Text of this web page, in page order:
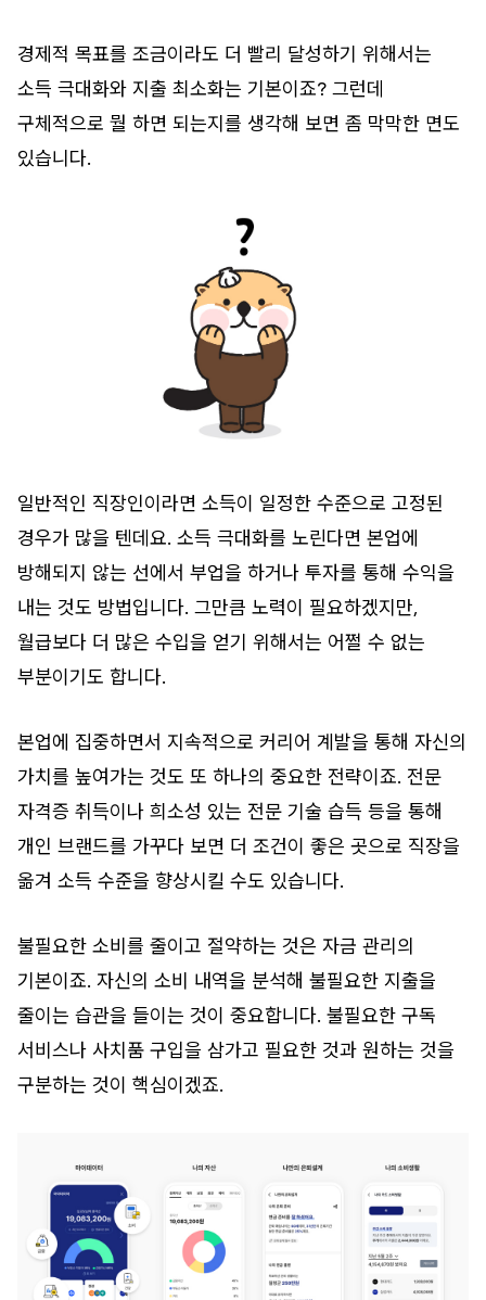
경제적 목표를 조금이라도 더 빨리 달성하기 위해서는
소득 극대화와 지출 최소화는 기본이죠? 그런데
구체적으로 뭘 하면 되는지를 생각해 보면 좀 막막한 면도
있습니다.
일반적인 직장인이라면 소득이 일정한 수준으로 고정된
경우가 많을 텐데요. 소득 극대화를 노린다면 본업에
방해되지 않는 선에서 부업을 하거나 투자를 통해 수익을
내는 것도 방법입니다. 그만큼 노력이 필요하겠지만,
월급보다 더 많은 수입을 얻기 위해서는 어쩔 수 없는
부분이기도 합니다.
본업에 집중하면서 지속적으로 커리어 계발을 통해 자신의
가치를 높여가는 것도 또 하나의 중요한 전략이죠. 전문
자격증 취득이나 희소성 있는 전문 기술 습득 등을 통해
개인 브랜드를 가꾸다 보면 더 조건이 좋은 곳으로 직장을
옮겨 소득 수준을 향상시킬 수도 있습니다.
불필요한 소비를 줄이고 절약하는 것은 자금 관리의
기본이죠. 자신의 소비 내역을 분석해 불필요한 지출을
줄이는 습관을 들이는 것이 중요합니다. 불필요한 구독
서비스나 사치품 구입을 삼가고 필요한 것과 원하는 것을
구분하는 것이 핵심이겠죠.